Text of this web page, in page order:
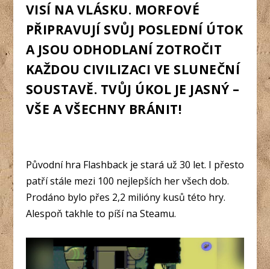
VISÍ NA VLÁSKU. MORFOVÉ
PŘIPRAVUJÍ SVŮJ POSLEDNÍ ÚTOK
A JSOU ODHODLANÍ ZOTROČIT
KAŽDOU CIVILIZACI VE SLUNEČNÍ
SOUSTAVĚ. TVŮJ ÚKOL JE JASNÝ –
VŠE A VŠECHNY BRÁNIT!
Původní hra Flashback je stará už 30 let. I přesto
patří stále mezi 100 nejlepších her všech dob.
Prodáno bylo přes 2,2 milióny kusů této hry.
Alespoň takhle to píší na Steamu.